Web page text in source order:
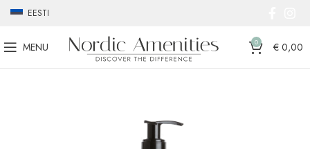
EESTI
MENU 0 € 0,00